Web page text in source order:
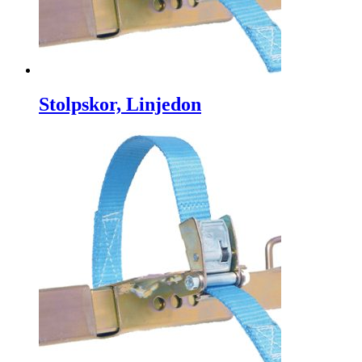
Stolpskor, Linjedon